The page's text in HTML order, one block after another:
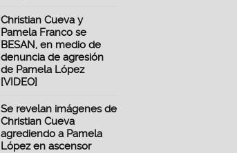
Christian Cueva y
Pamela Franco se
BESAN, en medio de
denuncia de agresión
de Pamela López
[VIDEO]
Se revelan imágenes de
Christian Cueva
agrediendo a Pamela
López en ascensor